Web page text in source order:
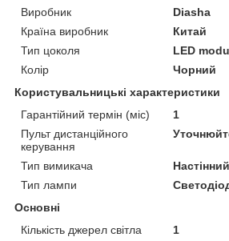
Виробник
Diasha
Країна виробник
Китай
Тип цоколя
LED
Колір
Чорний
Користувальницькі характеристики
Гарантійний термін (міс)
1
Пульт дистанційного
керування
Тип вимикача
Настінний
Тип лампи
Основні
Кількість джерел світла
1